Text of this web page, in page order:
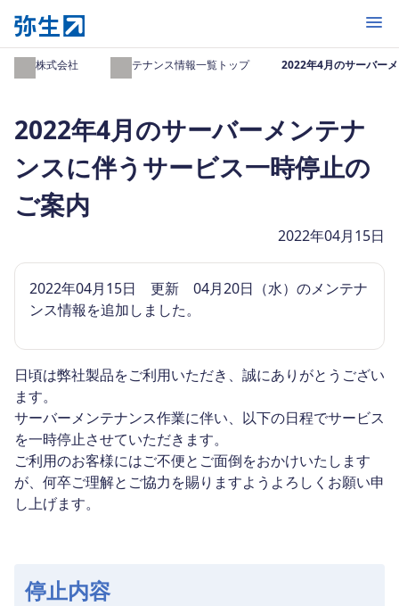
開く
弥生株式会社 メンテナンス情報一覧トップ 2022年4月のサーバー
2022年4月のサーバーメンテナ
ンスに伴うサービス一時停止の
ご案内
2022年04月15日
2022年04月15日 更新 04月20日（水）のメンテナ
ンス情報を追加しました。
日頃は弊社製品をご利用いただき、誠にありがとうござい
ます。
サーバーメンテナンス作業に伴い、以下の日程でサービス
を一時停止させていただきます。
ご利用のお客様にはご不便とご面倒をおかけいたします
が、何卒ご理解とご協力を賜りますようよろしくお願い申
し上げます。
停止内容